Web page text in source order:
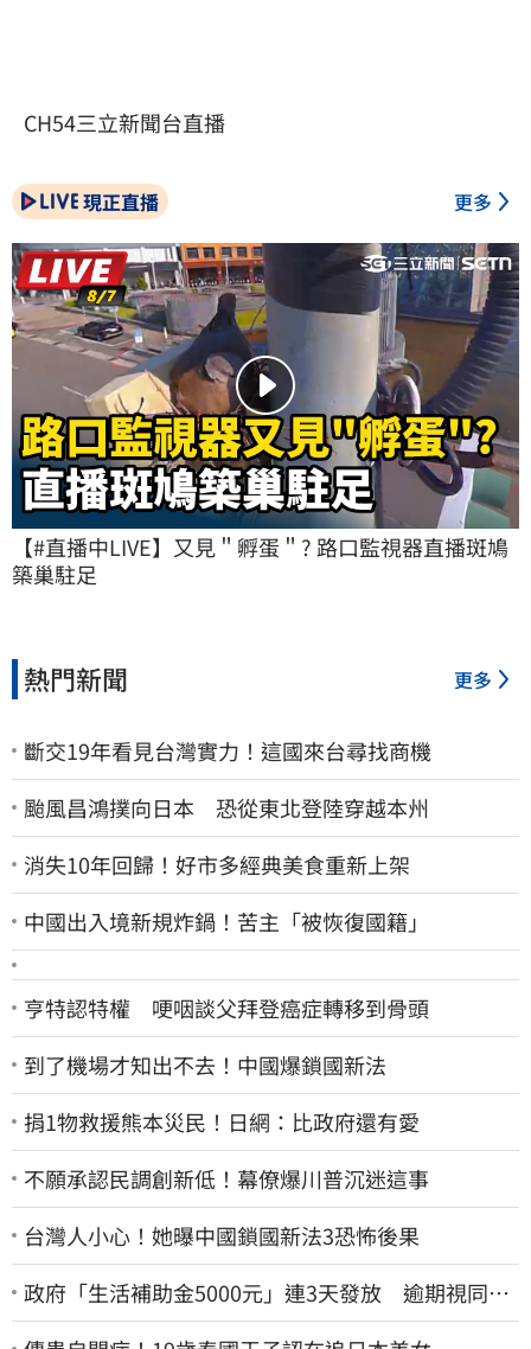
CH54三立新聞台直播
現正直播 更多
【#直播中LIVE】又見＂孵蛋＂? 路口監視器直播斑鳩
築巢駐足
熱門新聞 更多
斷交19年看見台灣實力！這國來台尋找商機
颱風昌鴻撲向日本 恐從東北登陸穿越本州
消失10年回歸！好市多經典美食重新上架
中國出入境新規炸鍋！苦主「被恢復國籍」
亨特認特權 哽咽談父拜登癌症轉移到骨頭
到了機場才知出不去！中國爆鎖國新法
捐1物救援熊本災民！日網：比政府還有愛
不願承認民調創新低！幕僚爆川普沉迷這事
台灣人小心！她曝中國鎖國新法3恐怖後果
政府「生活補助金5000元」連3天發放 逾期視同放
棄